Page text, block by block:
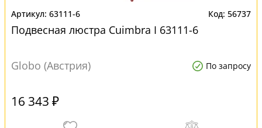
63111-6 56737
Подвесная люстра Cuimbra I 63111-6
Globo (Австрия) По запросу
16 343 ₽